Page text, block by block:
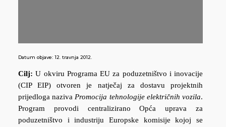
Datum objave: 12. travnja 2012.
Cilj: U okviru Programa EU za poduzetništvo i inovacije
(CIP EIP) otvoren je natječaj za dostavu projektnih
prijedloga nazivaPromocija tehnologije električnih vozila.
Program provodi centralizirano Opća uprava za
poduzetništvo i industriju Europske komisije kojoj se